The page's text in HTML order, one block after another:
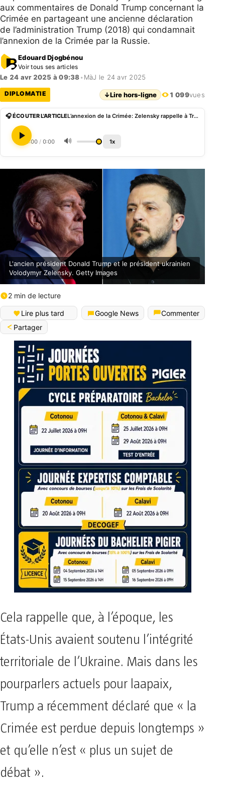
aux commentaires de Donald Trump concernant la
Crimée en partageant une ancienne déclaration
de l’administration Trump (2018) qui condamnait
l’annexion de la Crimée par la Russie.
Edouard Djogbénou
Voir tous ses articles
Le 24 avr 2025 à 09:38• MàJ le 24 avr 2025
DIPLOMATIE ↓Lire hors-ligne 1 099vues
🎧 ÉCOUTER L'ARTICLE L’annexion de la Crimée: Zelensky rappelle à Trump ses positions passées
0:00 / 0:00 🔊 1x
L'ancien président Donald Trump et le président ukrainien
Volodymyr Zelensky. Getty Images
2 min de lecture
Lire plus tard Google News
Commenter
Partager
Cela rappelle que, à l’époque, les
États-Unis avaient soutenu l’intégrité
territoriale de l’Ukraine. Mais dans les
pourparlers actuels pour laapaix,
Trump a récemment déclaré que « la
Crimée est perdue depuis longtemps »
et qu’elle n’est « plus un sujet de
débat ».